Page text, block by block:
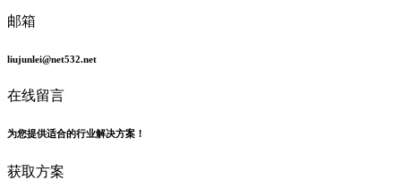
邮箱
liujunlei@net532.net
在线留言
为您提供适合的行业解决方案！
获取方案